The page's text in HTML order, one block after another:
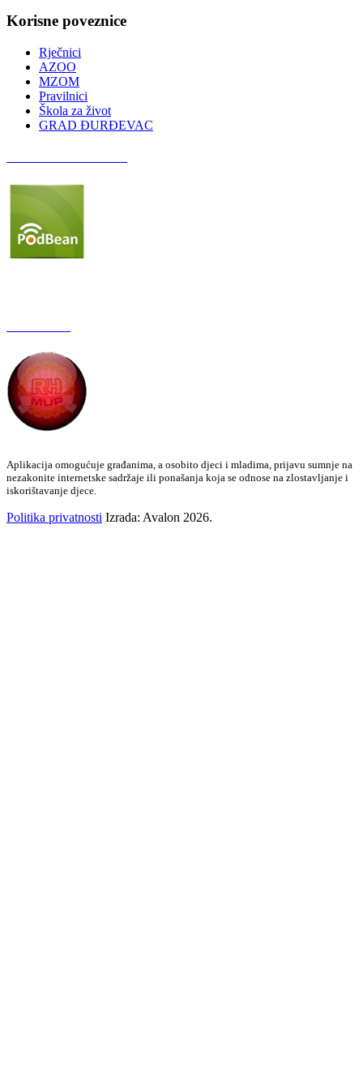
Korisne poveznice
Rječnici
AZOO
MZOM
Pravilnici
Škola za život
GRAD ĐURĐEVAC
Aplikacija omogućuje građanima, a osobito djeci i mladima, prijavu sumnje na
nezakonite internetske sadržaje ili ponašanja koja se odnose na zlostavljanje i
iskorištavanje djece.
Politika privatnosti Izrada: Avalon 2026.